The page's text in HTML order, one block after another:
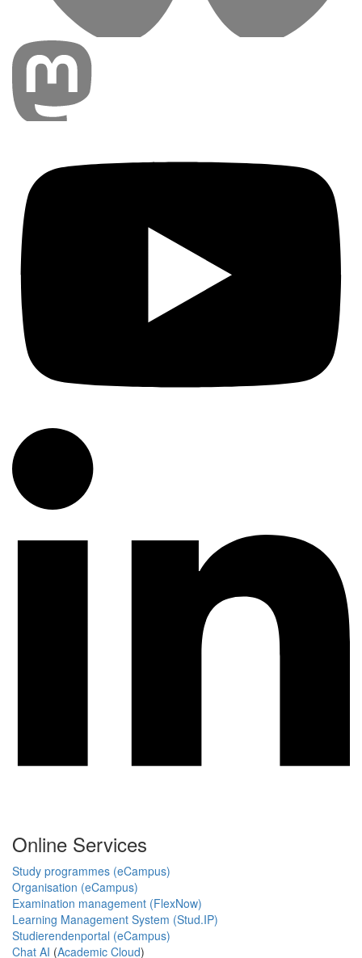
Online Services
Study programmes (eCampus)
Organisation (eCampus)
Examination management (FlexNow)
Learning Management System (Stud.IP)
Studierendenportal (eCampus)
Chat AI (Academic Cloud)